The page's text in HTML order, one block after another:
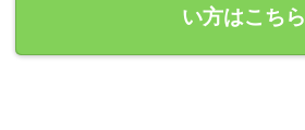
い方はこちら